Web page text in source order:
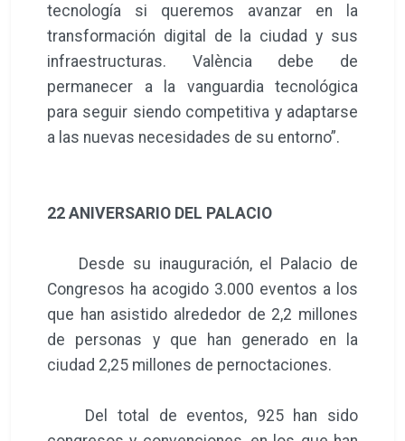
tecnología si queremos avanzar en la
transformación digital de la ciudad y sus
infraestructuras. València debe de
permanecer a la vanguardia tecnológica
para seguir siendo competitiva y adaptarse
a las nuevas necesidades de su entorno”.
22 ANIVERSARIO DEL PALACIO
Desde su inauguración, el Palacio de
Congresos ha acogido 3.000 eventos a los
que han asistido alrededor de 2,2 millones
de personas y que han generado en la
ciudad 2,25 millones de pernoctaciones.
Del total de eventos, 925 han sido